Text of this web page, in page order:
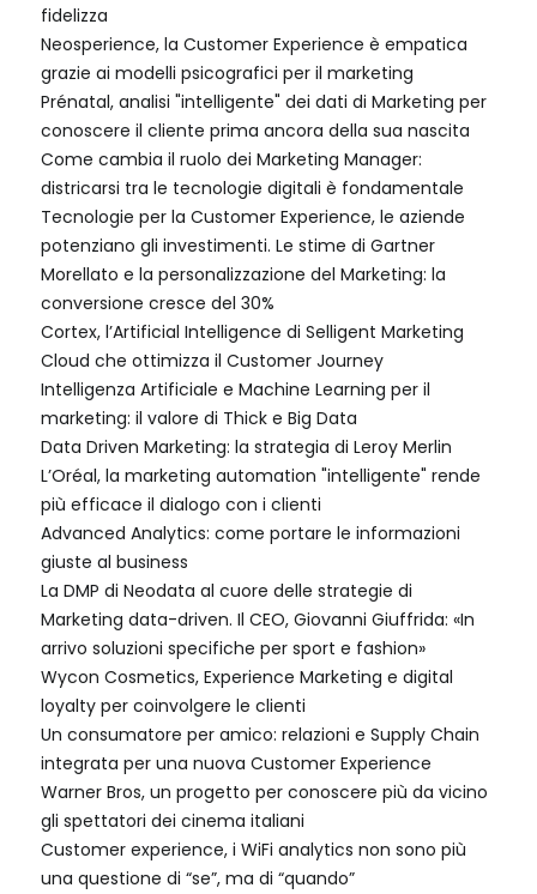
fidelizza
Neosperience, la Customer Experience è empatica
grazie ai modelli psicografici per il marketing
Prénatal, analisi "intelligente" dei dati di Marketing per
conoscere il cliente prima ancora della sua nascita
Come cambia il ruolo dei Marketing Manager:
districarsi tra le tecnologie digitali è fondamentale
Tecnologie per la Customer Experience, le aziende
potenziano gli investimenti. Le stime di Gartner
Morellato e la personalizzazione del Marketing: la
conversione cresce del 30%
Cortex, l’Artificial Intelligence di Selligent Marketing
Cloud che ottimizza il Customer Journey
Intelligenza Artificiale e Machine Learning per il
marketing: il valore di Thick e Big Data
Data Driven Marketing: la strategia di Leroy Merlin
L’Oréal, la marketing automation "intelligente" rende
più efficace il dialogo con i clienti
Advanced Analytics: come portare le informazioni
giuste al business
La DMP di Neodata al cuore delle strategie di
Marketing data-driven. Il CEO, Giovanni Giuffrida: «In
arrivo soluzioni specifiche per sport e fashion»
Wycon Cosmetics, Experience Marketing e digital
loyalty per coinvolgere le clienti
Un consumatore per amico: relazioni e Supply Chain
integrata per una nuova Customer Experience
Warner Bros, un progetto per conoscere più da vicino
gli spettatori dei cinema italiani
Customer experience, i WiFi analytics non sono più
una questione di “se”, ma di “quando”